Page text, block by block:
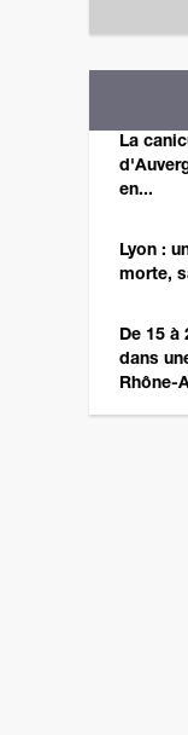
La
en...
Lyon :
morte,
De 15
dans
Rhône-